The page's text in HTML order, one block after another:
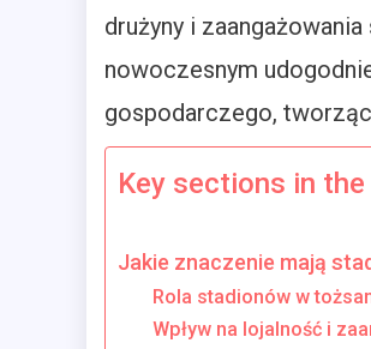
drużyny i
nowoczesnym
gospodarczego,
Key sections in
Jakie znaczenie mają
Rola stadionów w
Wpływ na lojalność i